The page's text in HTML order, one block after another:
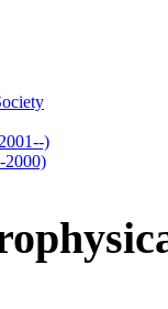
)
2000)